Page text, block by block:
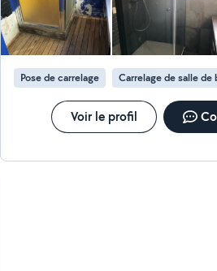
Pose de carrelage Carrelage de salle de
Voir le profil